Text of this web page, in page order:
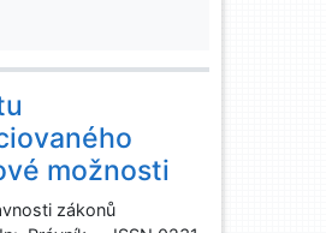
možnosti
zákonů